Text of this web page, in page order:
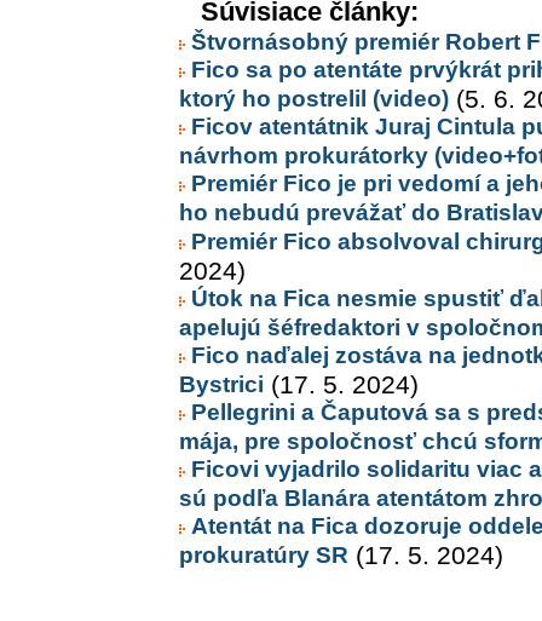
Súvisiace články:
Štvornásobný premiér Robert
Fico sa po atentáte prvýkrát
ktorý ho postrelil (video) (5. 6.
Ficov atentátnik Juraj Cintula
návrhom prokurátorky
Premiér Fico je pri vedomí a
ho nebudú prevážať do
Premiér Fico absolvoval
2024)
Útok na Fica nesmie spustiť
apelujú šéfredaktori v
Fico naďalej zostáva na
Bystrici (17. 5. 2024)
Pellegrini a Čaputová sa s
mája, pre spoločnosť chcú
Ficovi vyjadrilo solidaritu viac
sú podľa Blanára atentátom
Atentát na Fica dozoruje
prokuratúry SR (17. 5. 2024)